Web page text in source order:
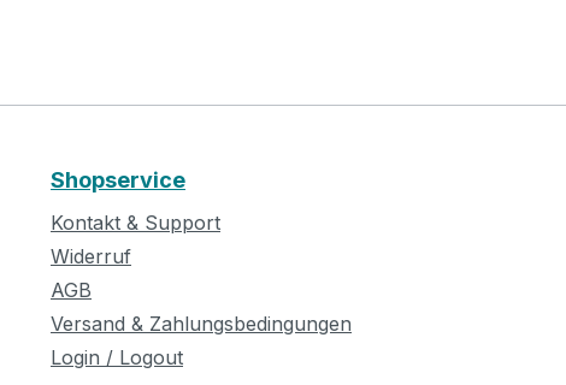
Shopservice
Kontakt & Support
Widerruf
AGB
Versand & Zahlungsbedingungen
Login / Logout